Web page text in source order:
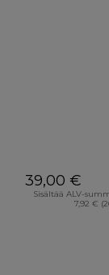
39,00 €
Sisältää ALV-
7,92 €